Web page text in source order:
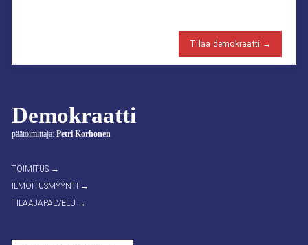
Demokraatti
päätoimittaja: Petri Korhonen
TOIMITUS →
ILMOITUSMYYNTI →
TILAAJAPALVELU →
Tilaa demokraatti →